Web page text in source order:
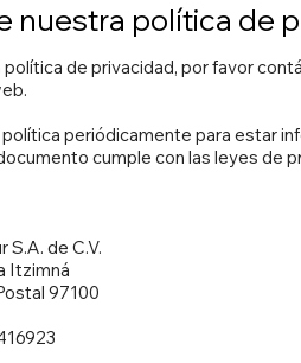
de privacidad, por favor
periódicamente para estar
cumple con las leyes de
de C.V.
Itzimná
97100
nuestra política de